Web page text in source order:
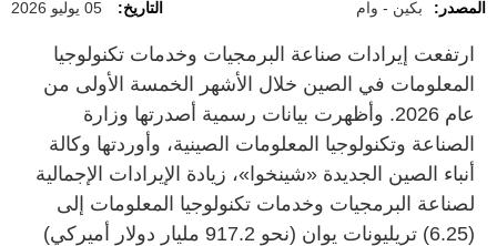
المصدر: بكين - وام التاريخ: 05 يوليو 2026
ارتفعت إيرادات صناعة البرمجيات وخدمات تكنولوجيا
المعلومات في الصين خلال الأشهر الخمسة الأولى من
عام 2026. وأظهرت بيانات رسمية أصدرتها وزارة
الصناعة وتكنولوجيا المعلومات الصينية، وأوردتها وكالة
أنباء الصين الجديدة «شينخوا»، زيادة الإيرادات الإجمالية
لصناعة البرمجيات وخدمات تكنولوجيا المعلومات إلى
(6.25) تريليونات يوان (نحو 917.2 مليار دولار أميركي)